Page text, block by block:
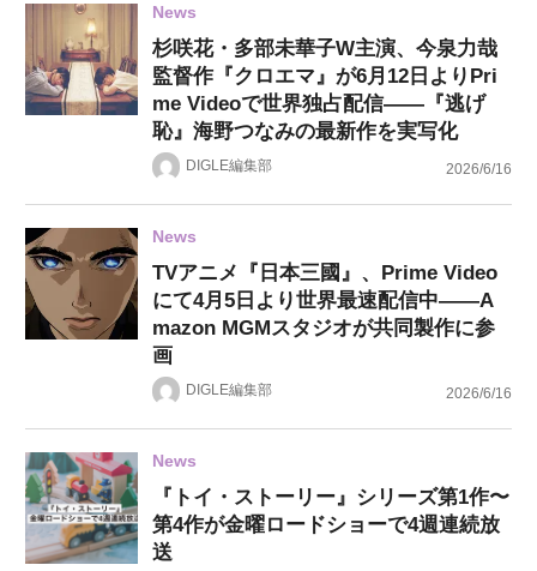
News
杉咲花・多部未華子W主演、今泉力哉
監督作『クロエマ』が6月12日よりPri
me Videoで世界独占配信——『逃げ
恥』海野つなみの最新作を実写化
DIGLE編集部 2026/6/16
News
TVアニメ『日本三國』、Prime Video
にて4月5日より世界最速配信中——A
mazon MGMスタジオが共同製作に参
画
DIGLE編集部 2026/6/16
News
『トイ・ストーリー』シリーズ第1作〜
第4作が金曜ロードショーで4週連続放
送